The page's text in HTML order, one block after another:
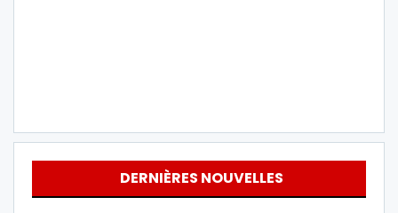
DERNIÈRES NOUVELLES